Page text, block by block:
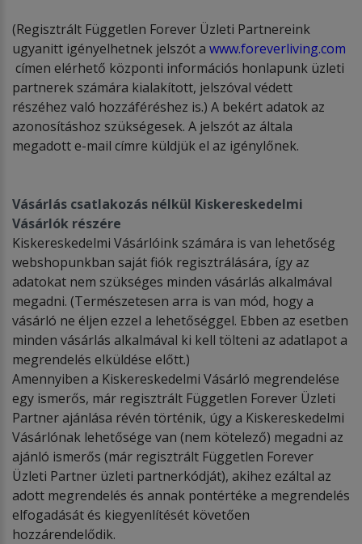
(Regisztrált Független Forever Üzleti Partnereink
ugyanitt igényelhetnek jelszót a www.foreverliving.com
címen elérhető központi információs honlapunk üzleti
partnerek számára kialakított, jelszóval védett
részéhez való hozzáféréshez is.) A bekért adatok az
azonosításhoz szükségesek. A jelszót az általa
megadott e-mail címre küldjük el az igénylőnek.
Vásárlás csatlakozás nélkül Kiskereskedelmi
Vásárlók részére
Kiskereskedelmi Vásárlóink számára is van lehetőség
webshopunkban saját fiók regisztrálására, így az
adatokat nem szükséges minden vásárlás alkalmával
megadni. (Természetesen arra is van mód, hogy a
vásárló ne éljen ezzel a lehetőséggel. Ebben az esetben
minden vásárlás alkalmával ki kell tölteni az adatlapot a
megrendelés elküldése előtt.)
Amennyiben a Kiskereskedelmi Vásárló megrendelése
egy ismerős, már regisztrált Független Forever Üzleti
Partner ajánlása révén történik, úgy a Kiskereskedelmi
Vásárlónak lehetősége van (nem kötelező) megadni az
ajánló ismerős (már regisztrált Független Forever
Üzleti Partner üzleti partnerkódját), akihez ezáltal az
adott megrendelés és annak pontértéke a megrendelés
elfogadását és kiegyenlítését követően
hozzárendelődik.